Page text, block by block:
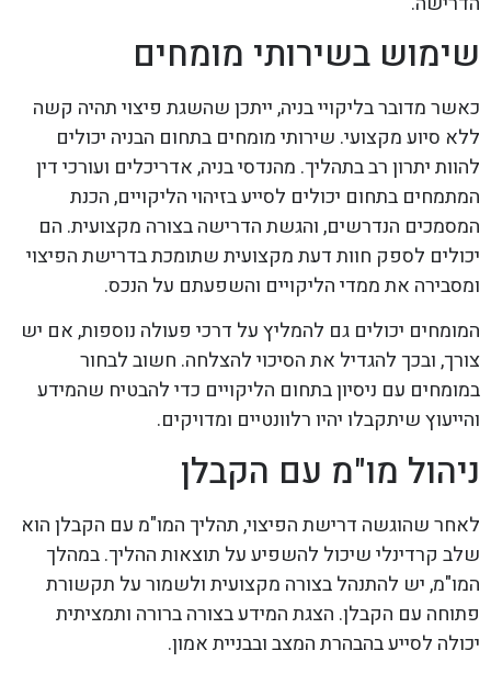
שימוש בשירותי מומחים
כאשר מדובר בליקויי בניה, ייתכן שהשגת פיצוי תהיה קשה
ללא סיוע מקצועי. שירותי מומחים בתחום הבניה יכולים
להוות יתרון רב בתהליך. מהנדסי בניה, אדריכלים ועורכי דין
המתמחים בתחום יכולים לסייע בזיהוי הליקויים, הכנת
המסמכים הנדרשים, והגשת הדרישה בצורה מקצועית. הם
יכולים לספק חוות דעת מקצועית שתומכת בדרישת הפיצוי
ומסבירה את ממדי הליקויים והשפעתם על הנכס.
המומחים יכולים גם להמליץ על דרכי פעולה נוספות, אם יש
צורך, ובכך להגדיל את הסיכוי להצלחה. חשוב לבחור
במומחים עם ניסיון בתחום הליקויים כדי להבטיח שהמידע
והייעוץ שיתקבלו יהיו רלוונטיים ומדויקים.
ניהול מו"מ עם הקבלן
לאחר שהוגשה דרישת הפיצוי, תהליך המו"מ עם הקבלן הוא
שלב קרדינלי שיכול להשפיע על תוצאות ההליך. במהלך
המו"מ, יש להתנהל בצורה מקצועית ולשמור על תקשורת
פתוחה עם הקבלן. הצגת המידע בצורה ברורה ותמציתית
יכולה לסייע בהבהרת המצב ובבניית אמון.